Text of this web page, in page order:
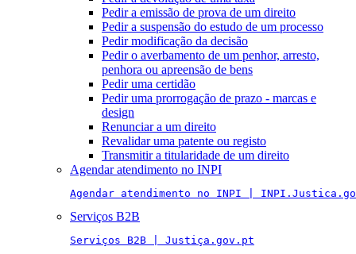
Pedir a emissão de prova de um direito
Pedir a suspensão do estudo de um processo
Pedir modificação da decisão
Pedir o averbamento de um penhor, arresto,
penhora ou apreensão de bens
Pedir uma certidão
Pedir uma prorrogação de prazo - marcas e
design
Renunciar a um direito
Revalidar uma patente ou registo
Transmitir a titularidade de um direito
Agendar atendimento no INPI
Agendar atendimento no INPI |
Serviços B2B
Serviços B2B | Justiça.gov.pt